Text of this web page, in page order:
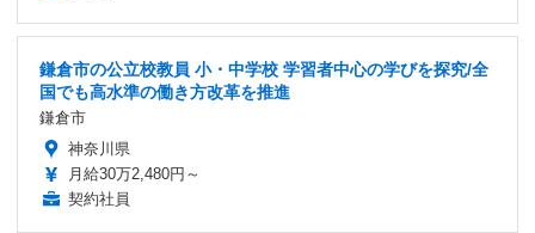
鎌倉市の公立校教員 小・中学校 学習者中心の学びを探究/全
国でも高水準の働き方改革を推進
鎌倉市
神奈川県
月給30万2,480円～
契約社員